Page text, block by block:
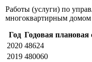
Работы (услуги) по
многоквартирным домом
Год Годовая плановая
2020 48624
2019 480060